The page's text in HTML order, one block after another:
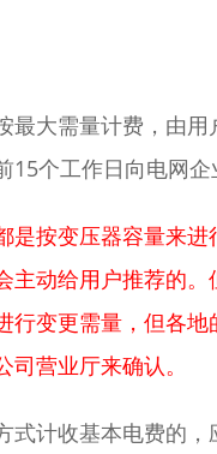
最大需量计费，由
个工作日向电网
是按变压器容量来
动给用户推荐的。
行变更需量，但各
营业厅来确认。
式计收基本电费的